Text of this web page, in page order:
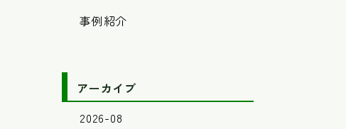
事例紹介
アーカイブ
2026-08